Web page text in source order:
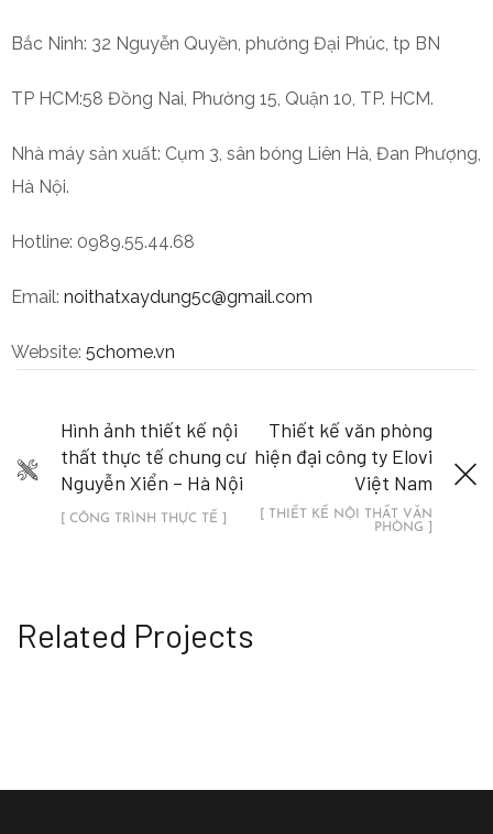
Bắc Ninh: 32 Nguyễn Quyền, phường Đại Phúc, tp BN
TP HCM:58 Đồng Nai, Phường 15, Quận 10, TP. HCM.
Nhà máy sản xuất: Cụm 3, sân bóng Liên Hà, Đan Phượng,
Hà Nội.
Hotline: 0989.55.44.68
Email: noithatxaydung5c@gmail.com
Website: 5chome.vn
Hình ảnh thiết kế nội
thất thực tế chung cư
Nguyễn Xiển – Hà Nội
[ CÔNG TRÌNH THỰC TẾ ]
Thiết kế văn phòng
hiện đại công ty Elovi
Việt Nam
[ THIẾT KẾ NỘI THẤT VĂN
PHÒNG ]
Related Projects
Thiết kế cải tạo nội thất chung cư